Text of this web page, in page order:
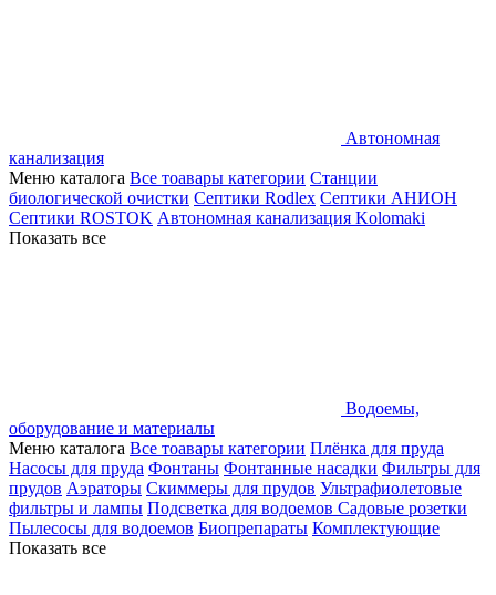
Автономная
канализация
Меню каталога Все тоавары категории Станции
биологической очистки Септики Rodlex Септики АНИОН
Септики ROSTOK Автономная канализация Kolomaki
Показать все
Водоемы,
оборудование и материалы
Меню каталога Все тоавары категории Плёнка для пруда
Насосы для пруда Фонтаны Фонтанные насадки Фильтры для
прудов Аэраторы Скиммеры для прудов Ультрафиолетовые
фильтры и лампы Подсветка для водоемов Садовые розетки
Пылесосы для водоемов Биопрепараты Комплектующие
Показать все